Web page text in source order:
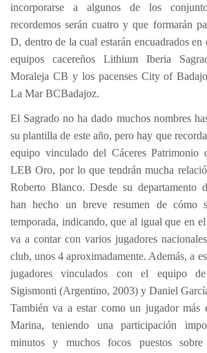
incorporarse a algunos de los
recordemos serán cuatro y que formarán
D, dentro de la cual estarán encuadrados
equipos cacereños Lithium Iberia
Moraleja CB y los pacenses City of
La Mar BCBadajoz.
El Sagrado no ha dado muchos nombres
su plantilla de este año, pero hay que
equipo vinculado del Cáceres Patrimonio
LEB Oro, por lo que tendrán mucha
Roberto Blanco. Desde su departamento
han hecho un breve resumen de cómo
temporada, indicando, que al igual que en el
va a contar con varios jugadores
club, unos 4 aproximadamente. Además, a
jugadores vinculados con el equipo
Sigismonti (Argentino, 2003) y Daniel
También va a estar como un jugador más
Marina, teniendo una participación
minutos y muchos focos puestos